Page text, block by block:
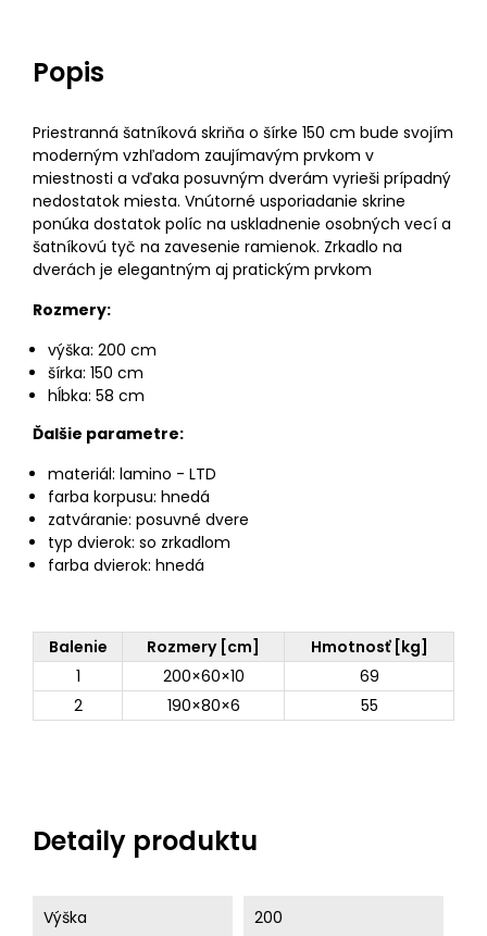
Popis
Priestranná šatníková skriňa o šírke 150 cm bude svojím
moderným vzhľadom zaujímavým prvkom v
miestnosti a vďaka posuvným dverám vyrieši prípadný
nedostatok miesta. Vnútorné usporiadanie skrine
ponúka dostatok políc na uskladnenie osobných vecí a
šatníkovú tyč na zavesenie ramienok. Zrkadlo na
dverách je elegantným aj pratickým prvkom
Rozmery:
výška: 200 cm
šírka: 150 cm
hĺbka: 58 cm
Ďalšie parametre:
materiál: lamino - LTD
farba korpusu: hnedá
zatváranie: posuvné dvere
typ dvierok: so zrkadlom
farba dvierok: hnedá
Balenie Rozmery [cm]
Hmotnosť [kg]
1
200×60×10
69
2
190×80×6 55
Detaily produktu
Výška 200